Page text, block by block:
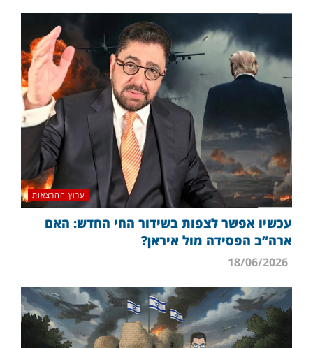
ערוץ ההרצאות
עכשיו אפשר לצפות בשידור החי החדש: האם
ארה”ב הפסידה מול איראן?